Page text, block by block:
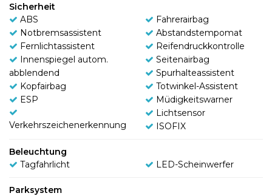
Sicherheit
ABS
Fahrerairbag
Notbremsassistent
Abstandstempomat
Fernlichtassistent
Reifendruckkontrolle
Innenspiegel autom.
abblendend
Seitenairbag
Spurhalteassistent
Kopfairbag
Totwinkel-Assistent
ESP
Müdigkeitswarner
Verkehrszeichenerkennung
Lichtsensor
ISOFIX
Beleuchtung
Tagfahrlicht
LED-Scheinwerfer
Parksystem